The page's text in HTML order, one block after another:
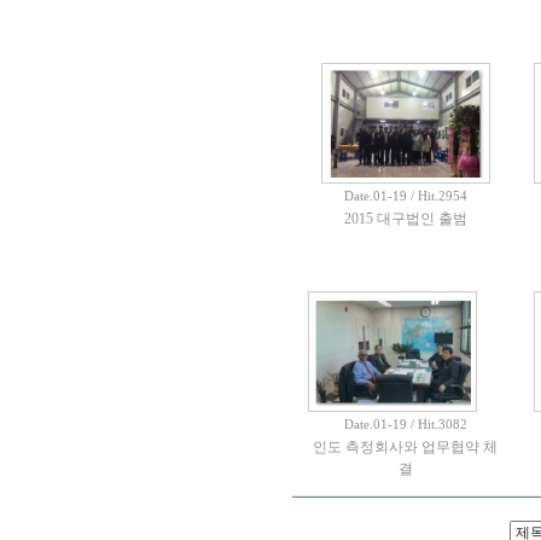
Date.01-19 / Hit.2954
2015 대구법인 출범
Date.01-19 / Hit.3082
인도 측정회사와 업무협약 체
결